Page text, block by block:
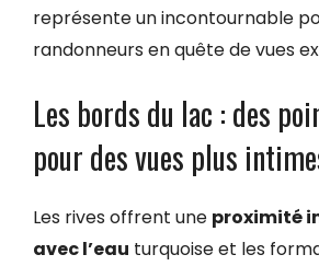
représente un incontournable
randonneurs en quête de vues
Les bords du lac : des
pour des vues plus
Les rives offrent une proximité
avec l’eau turquoise et les